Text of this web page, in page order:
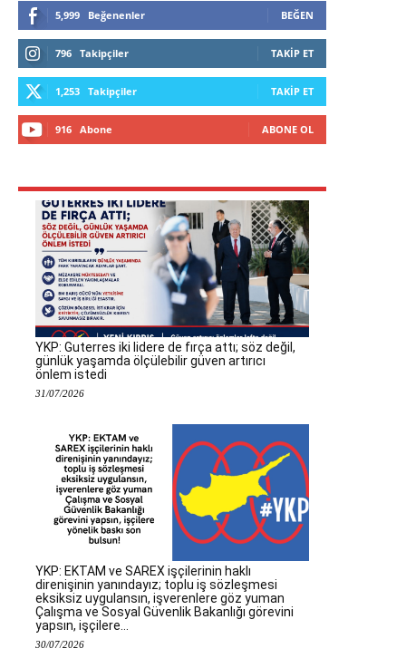
5,999 Beğenenler BEĞEN
796 Takipçiler TAKIP ET
1,253 Takipçiler TAKIP ET
916 Abone ABONE OL
YKP: Guterres iki lidere de fırça attı; söz değil,
günlük yaşamda ölçülebilir güven artırıcı
önlem istedi
31/07/2026
YKP: EKTAM ve SAREX işçilerinin haklı
direnişinin yanındayız; toplu iş sözleşmesi
eksiksiz uygulansın, işverenlere göz yuman
Çalışma ve Sosyal Güvenlik Bakanlığı görevini
yapsın, işçilere...
30/07/2026